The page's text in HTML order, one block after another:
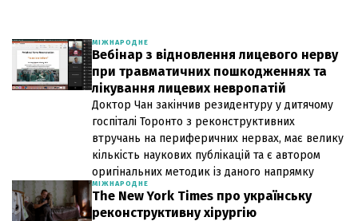
МІЖНАРОДНЕ
Вебінар з відновлення лицевого нерву
при травматичних пошкодженнях та
лікування лицевих невропатій
Доктор Чан закінчив резидентуру у дитячому
госпіталі Торонто з реконструктивних
втручань на периферичних нервах, має велику
кількість наукових публікацій та є автором
оригінальних методик із даного напрямку
МІЖНАРОДНЕ
The New York Times про українську
реконструктивну хірургію